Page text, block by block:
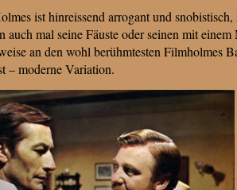
ist hinreissend arrogant und
auch mal seine Fäuste oder seinen mit
an den wohl berühmtesten Filmholmes
– moderne Variation.